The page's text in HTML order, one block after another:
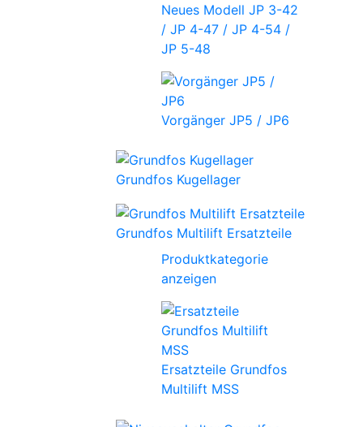
Neues Modell JP 3-42
/ JP 4-47 / JP 4-54 /
JP 5-48
Vorgänger JP5 / JP6
Grundfos Kugellager
Grundfos Multilift Ersatzteile
Produktkategorie
anzeigen
Ersatzteile Grundfos
Multilift MSS